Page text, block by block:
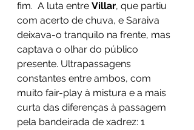
fim.  A luta entre Villar, que partiu
com acerto de chuva, e Saraiva
deixava-o tranquilo na frente, mas
captava o olhar do público
presente. Ultrapassagens
constantes entre ambos, com
muito fair-play à mistura e a mais
curta das diferenças à passagem
pela bandeirada de xadrez: 1